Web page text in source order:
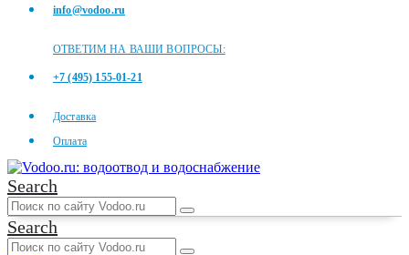
info@vodoo.ru
ОТВЕТИМ НА ВАШИ ВОПРОСЫ:
+7 (495) 155-01-21
Доставка
Оплата
Search
Search